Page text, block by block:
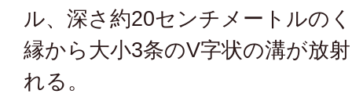
ル、深さ約20センチメートルの
縁から大小3条のV字状の溝が放
れる。